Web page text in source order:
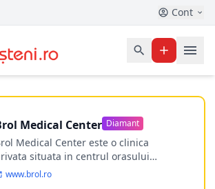
Cont
Medical Center Diamant
Medical Center este o clinica
situata in centrul orasului
avand o experienta de
www.brol.ro